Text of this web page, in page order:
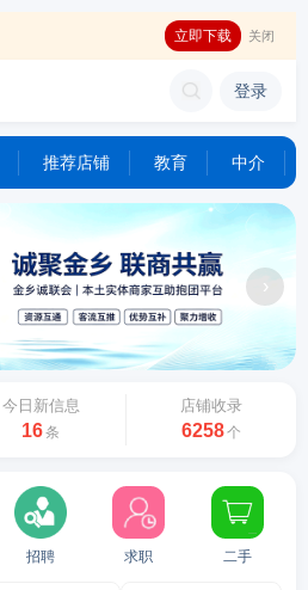
立即下载 关闭
登录
推荐店铺 教育 中介
›
今日新信息
16条
店铺收录
6258个
招聘 求职 二手